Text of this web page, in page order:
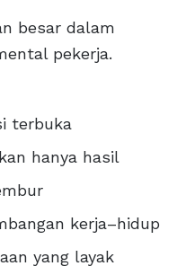
besar dalam
pekerja.
terbuka
hanya hasil
kerja–hidup
yang layak